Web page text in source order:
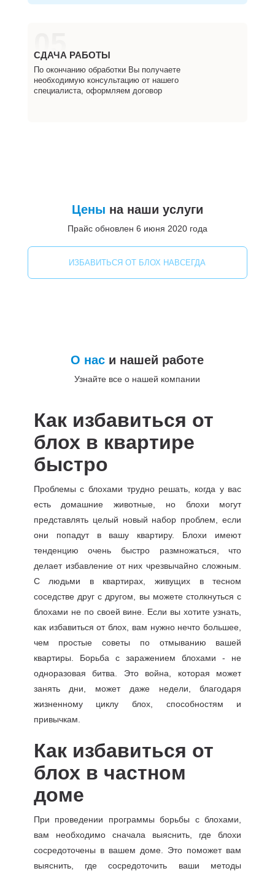
05
СДАЧА РАБОТЫ
По окончанию обработки Вы получаете
необходимую консультацию от нашего
специалиста, оформляем договор
Цены на наши услуги
Прайс обновлен 6 июня 2020 года
ИЗБАВИТЬСЯ ОТ БЛОХ НАВСЕГДА
О нас и нашей работе
Узнайте все о нашей компании
Как избавиться от
блох в квартире
быстро
Проблемы с блохами трудно решать, когда у вас
есть домашние животные, но блохи могут
представлять целый новый набор проблем, если
они попадут в вашу квартиру. Блохи имеют
тенденцию очень быстро размножаться, что
делает избавление от них чрезвычайно сложным.
С людьми в квартирах, живущих в тесном
соседстве друг с другом, вы можете столкнуться с
блохами не по своей вине. Если вы хотите узнать,
как избавиться от блох, вам нужно нечто большее,
чем простые советы по отмыванию вашей
квартиры. Борьба с заражением блохами - не
одноразовая битва. Это война, которая может
занять дни, может даже недели, благодаря
жизненному циклу блох, способностям и
привычкам.
Как избавиться от
блох в частном
доме
При проведении программы борьбы с блохами,
вам необходимо сначала выяснить, где блохи
сосредоточены в вашем доме. Это поможет вам
выяснить, где сосредоточить ваши методы